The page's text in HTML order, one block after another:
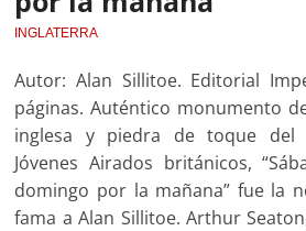
INGLATERRA
Autor: Alan Sillitoe. Editorial
páginas. Auténtico monumento
inglesa y piedra de toque del
Jóvenes Airados británicos,
domingo por la mañana” fue la
fama a Alan Sillitoe. Arthur